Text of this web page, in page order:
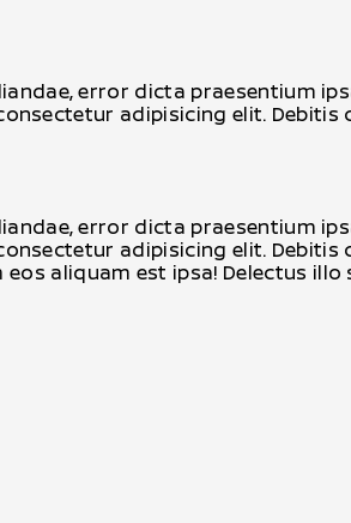
error dicta praesentium
adipisicing elit. Debitis
error dicta praesentium
adipisicing elit. Debitis
aliquam est ipsa! Delectus illo